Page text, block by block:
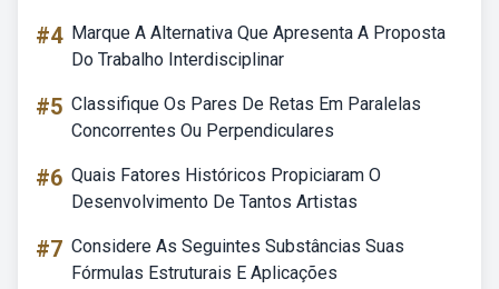
#4 Marque A Alternativa Que Apresenta A Proposta
Do Trabalho Interdisciplinar
#5 Classifique Os Pares De Retas Em Paralelas
Concorrentes Ou Perpendiculares
#6 Quais Fatores Históricos Propiciaram O
Desenvolvimento De Tantos Artistas
#7 Considere As Seguintes Substâncias Suas
Fórmulas Estruturais E Aplicações